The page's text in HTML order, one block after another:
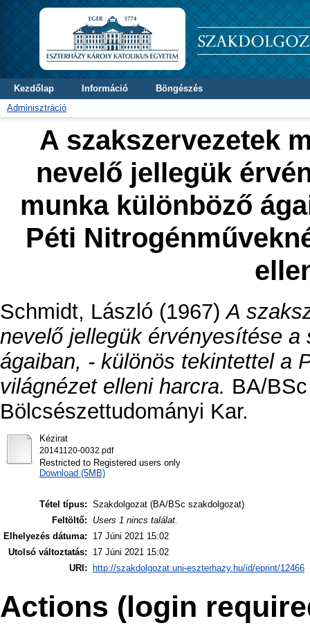
Kezdőlap Információ
Böngészés
Adminisztráció
A szakszervezetek
nevelő jellegük
munka különböző
Péti
Schmidt, László (1967)A
nevelő jellegük érvényesítése
ágaiban, - különös tekintettel a
világnézet elleni harcra. BA/
Bölcsészettudományi Kar.
Kézirat
20141120-0032.pdf
Restricted to Registered users only
Download (5MB)
Tétel típus: Szakdolgozat (BA/BSc szakdolgozat)
Feltöltő:
Users 1 nincs találat.
Elhelyezés dátuma:
17 Júni 2021 15:02
Utolsó változtatás:
17 Júni 2021 15:02
URI:
http://szakdolgozat.uni-eszterhazy.hu/id/eprint/12466
Actions (login